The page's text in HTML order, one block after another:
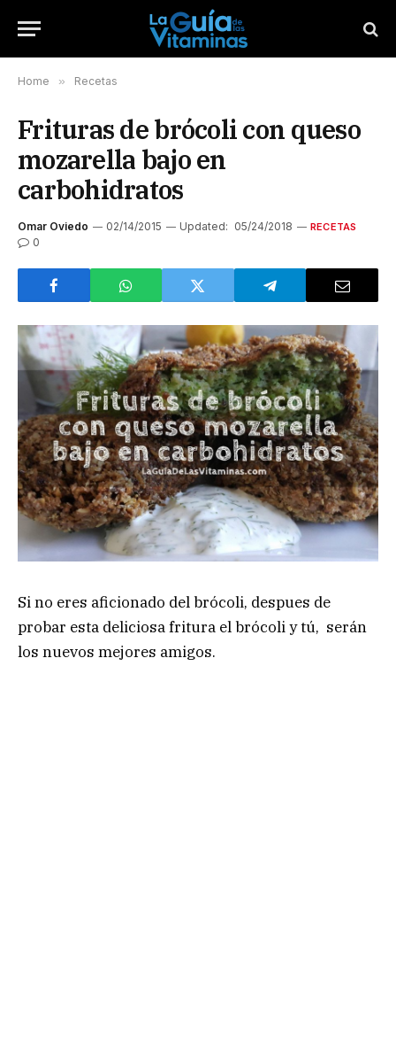
Home » Recetas
Frituras de brócoli con queso
mozarella bajo en
carbohidratos
Omar Oviedo 02/14/2015 Updated: 05/24/2018 RECETAS
0
Si no eres aficionado del brócoli, despues de
probar esta deliciosa fritura el brócoli y tú, serán
los nuevos mejores amigos.